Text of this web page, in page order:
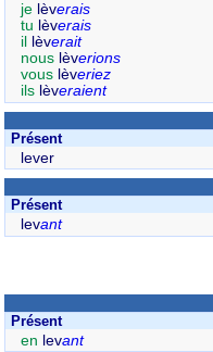
je lèverais
tu lèverais
il
lèverait
nous lèverions
vous lèveriez
ils lèveraient
Présent
lever
Présent
levant
Présent
en levant